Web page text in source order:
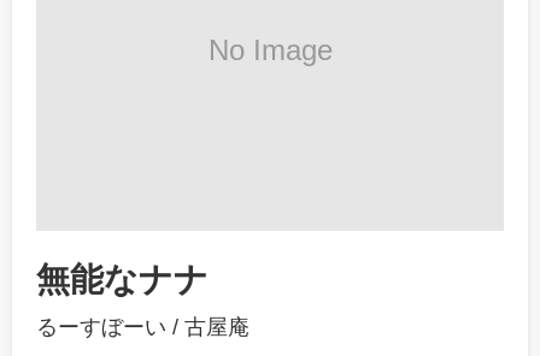
無能なナナ
るーすぼーい / 古屋庵